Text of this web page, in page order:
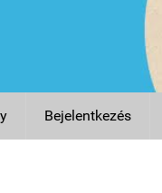
Bejelentkezés